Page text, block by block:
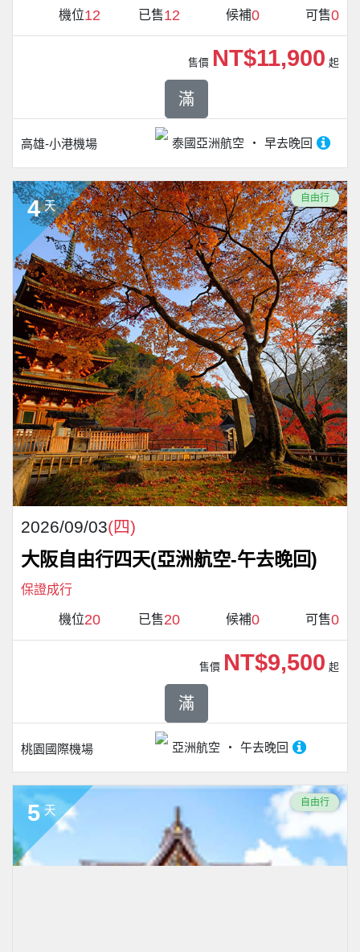
機位12 已售12 候補0 可售0
高雄-小港機場 泰國亞洲航空 早去晚回
售價 NT$11,900 起
滿
4 天
自由行
2026/09/03(四)
大阪自由行四天(亞洲航空-午去晚回)
保證成行
機位20 已售20 候補0 可售0
桃園國際機場 亞洲航空 午去晚回
售價 NT$9,500 起
滿
5 天
自由行